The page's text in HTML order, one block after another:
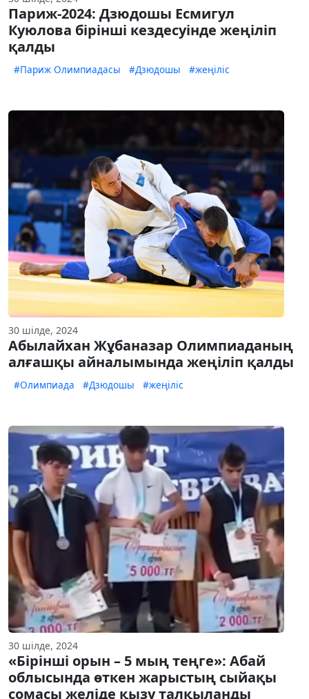
Париж-2024: Дзюдошы Есмигул
Куюлова бірінші кездесуінде жеңіліп
қалды
#Париж Олимпиадасы #Дзюдошы #жеңіліс
30 шілде, 2024
Абылайхан Жұбаназар Олимпиаданың
алғашқы айналымында жеңіліп қалды
#Олимпиада #Дзюдошы #жеңіліс
30 шілде, 2024
«Бірінші орын – 5 мың теңге»: Абай
облысында өткен жарыстың сыйақы
сомасы желіде қызу талқыланды